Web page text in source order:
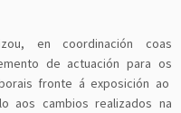
en coordinación coas
de actuación para os
fronte á exposición ao
aos cambios realizados na